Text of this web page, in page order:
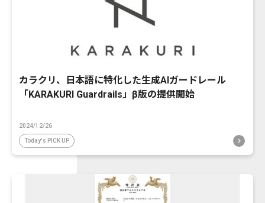
カラクリ、日本語に特化した生成AIガードレール
「KARAKURI Guardrails」β版の提供開始
2024/12/26
Today's PICK UP